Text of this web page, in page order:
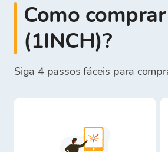
Como
(1INCH)?
Siga 4 passos fáceis para